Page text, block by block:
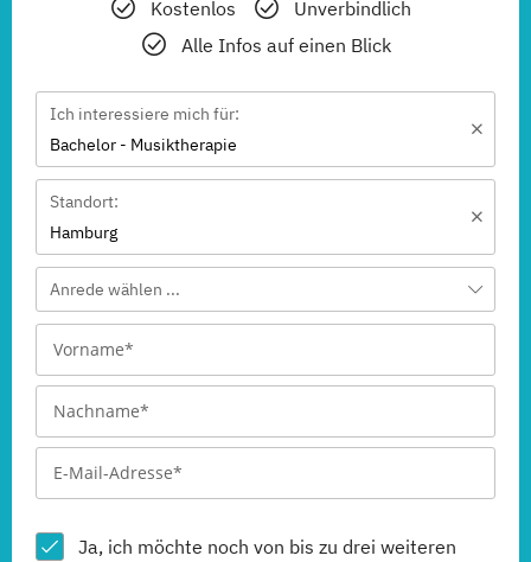
Kostenlos
Unverbindlich
Alle Infos auf einen Blick
Ich interessiere mich für:
Bachelor - Musiktherapie
Standort:
Hamburg
Anrede wählen ...
Ja, ich möchte noch von bis zu drei weiteren